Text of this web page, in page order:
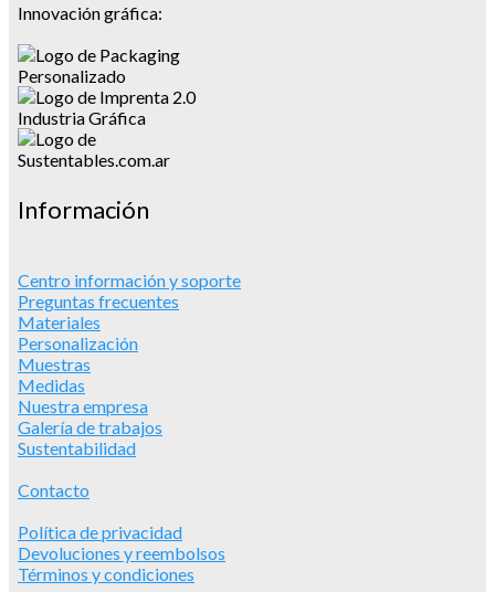
Innovación gráfica:
Información
Centro información y soporte
Preguntas frecuentes
Materiales
Personalización
Muestras
Medidas
Nuestra empresa
Galería de trabajos
Sustentabilidad
Contacto
Política de privacidad
Devoluciones y reembolsos
Términos y condiciones